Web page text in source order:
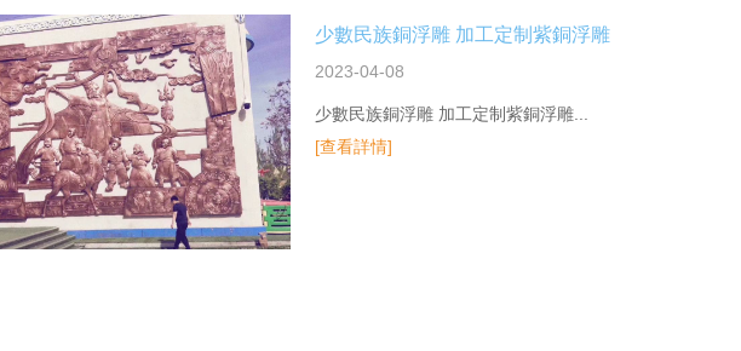
少數民族銅浮雕 加工定制紫銅浮雕
2023-04-08
少數民族銅浮雕 加工定制紫銅浮雕...
[查看詳情]